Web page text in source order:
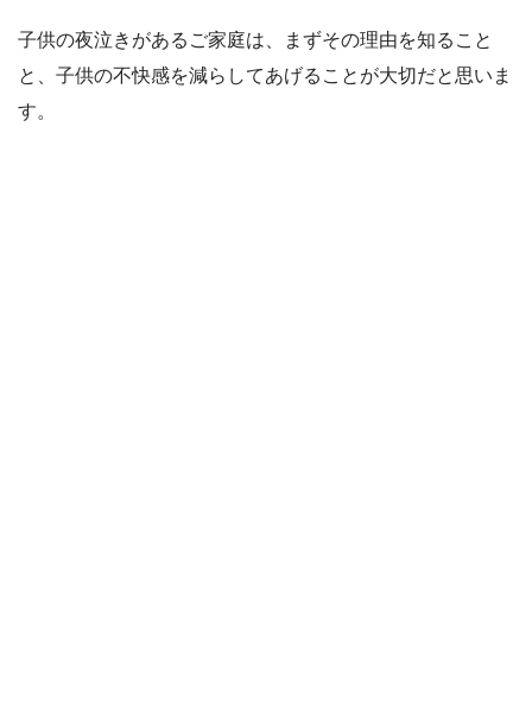
子供の夜泣きがあるご家庭は、まずその理由を知ること
と、子供の不快感を減らしてあげることが大切だと思いま
す。